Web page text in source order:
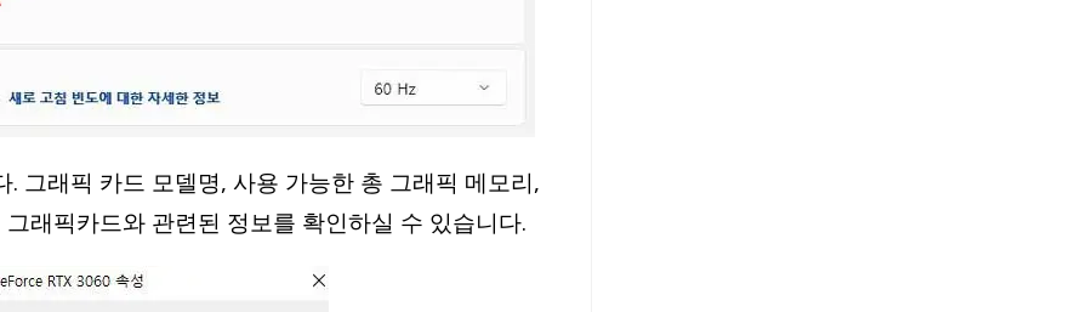
그래픽 카드 모델명, 사용 가능한 총 그래픽 메모리,
래픽카드와 관련된 정보를 확인하실 수 있습니다.